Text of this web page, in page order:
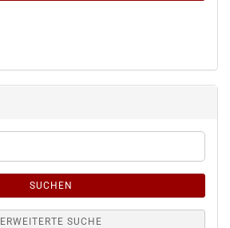
SUCHEN
ERWEITERTE SUCHE